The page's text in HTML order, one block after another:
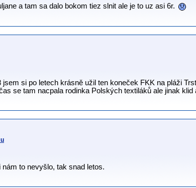
a tam sa dalo bokom tiez slnit ale je to uz asi 6r.
jsem si po letech krásně užil ten koneček FKK na pláži
se tam nacpala rodinka Polských textiláků ale jinak klid
to nevyšlo, tak snad letos.